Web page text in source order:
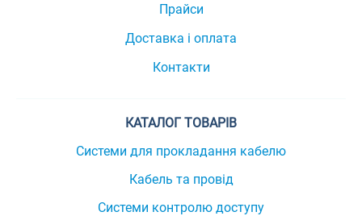
Прайси
Доставка і оплата
Контакти
КАТАЛОГ ТОВАРІВ
Системи для прокладання кабелю
Кабель та провід
Системи контролю доступу